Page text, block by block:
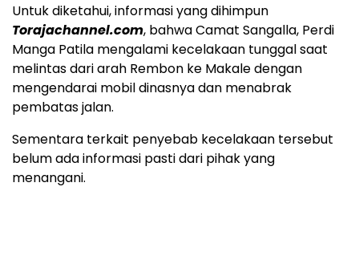
Untuk diketahui, informasi yang dihimpun
Torajachannel.com, bahwa Camat Sangalla, Perdi
Manga Patila mengalami kecelakaan tunggal saat
melintas dari arah Rembon ke Makale dengan
mengendarai mobil dinasnya dan menabrak
pembatas jalan.
Sementara terkait penyebab kecelakaan tersebut
belum ada informasi pasti dari pihak yang
menangani.